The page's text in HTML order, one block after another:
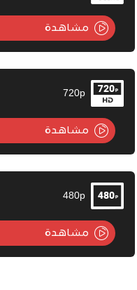
مشاهدة
720p
مشاهدة
480p
مشاهدة